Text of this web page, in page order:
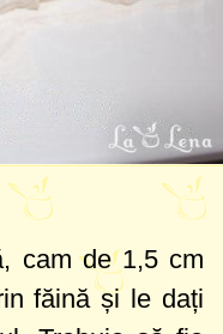
cam de 1,5 cm
făină și le dați